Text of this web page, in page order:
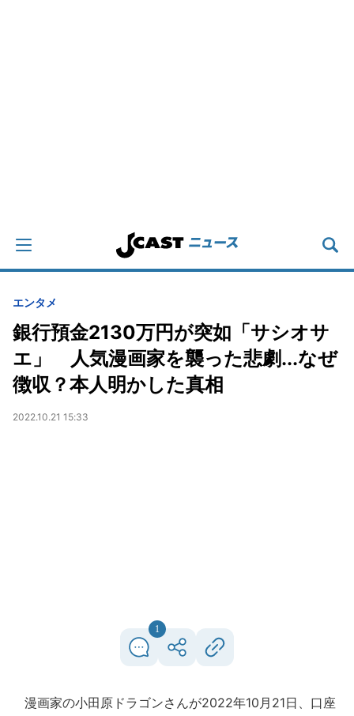
エンタメ
銀行預金2130万円が突如「サシオサ
エ」 人気漫画家を襲った悲劇...なぜ
徴収？本人明かした真相
2022.10.21 15:33
1
漫画家の小田原ドラゴンさんが2022年10月21日、口座